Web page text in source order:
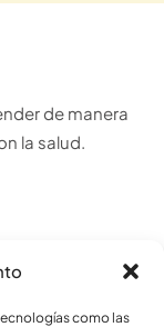
como las
de manera
la salud.